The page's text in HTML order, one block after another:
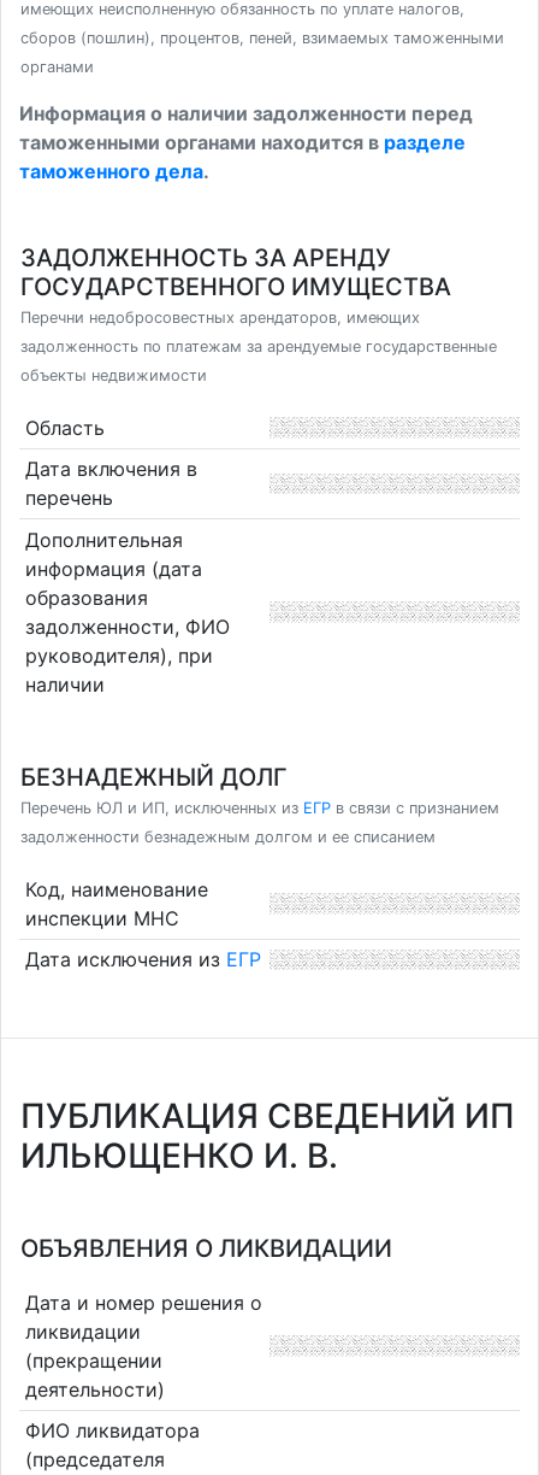
имеющих неисполненную обязанность по уплате налогов,
сборов (пошлин), процентов, пеней, взимаемых таможенными
органами
Информация о наличии задолженности перед
таможенными органами находится в разделе
таможенного дела.
ЗАДОЛЖЕННОСТЬ ЗА АРЕНДУ
ГОСУДАРСТВЕННОГО ИМУЩЕСТВА
Перечни недобросовестных арендаторов, имеющих
задолженность по платежам за арендуемые государственные
объекты недвижимости
Область
Дата включения в
перечень
Дополнительная
информация (дата
образования
задолженности, ФИО
руководителя), при
наличии
БЕЗНАДЕЖНЫЙ ДОЛГ
Перечень ЮЛ и ИП, исключенных из ЕГР в связи с признанием
задолженности безнадежным долгом и ее списанием
Код, наименование
инспекции МНС
Дата исключения из ЕГР
ПУБЛИКАЦИЯ СВЕДЕНИЙ ИП
ИЛЬЮЩЕНКО И. В.
ОБЪЯВЛЕНИЯ О ЛИКВИДАЦИИ
Дата и номер решения о
ликвидации
(прекращении
деятельности)
ФИО ликвидатора
(председателя